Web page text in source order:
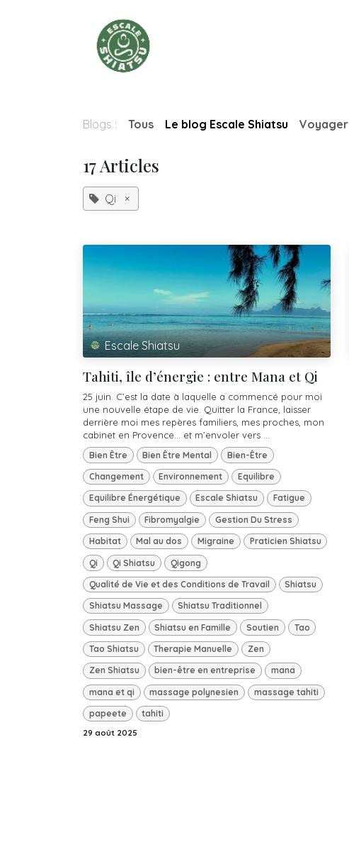
Blogs : Tous Le blog Escale Shiatsu Voyager
17 Articles
Qi ×
Escale Shiatsu
Tahiti, île d’énergie : entre Mana et Qi
25 juin. C’est la date à laquelle a commencé pour moi
une nouvelle étape de vie. Quitter la France, laisser
derrière moi mes repères familiers, mes proches, mon
cabinet en Provence… et m’envoler vers ...
Bien Être Bien Être Mental Bien-Être
Changement Environnement Equilibre
Equilibre Énergétique Escale Shiatsu Fatigue
Feng Shui Fibromyalgie Gestion Du Stress
Habitat Mal au dos Migraine Praticien Shiatsu
Qi Qi Shiatsu Qigong
Qualité de Vie et des Conditions de Travail Shiatsu
Shiatsu Massage Shiatsu Traditionnel
Shiatsu Zen Shiatsu en Famille Soutien Tao
Tao Shiatsu Therapie Manuelle Zen
Zen Shiatsu bien-être en entreprise mana
mana et qi massage polynesien massage tahiti
papeete tahiti
29 août 2025